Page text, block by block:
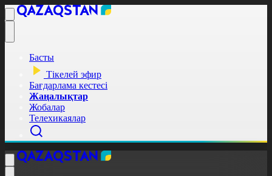
Басты
Тікелей эфир
Бағдарлама кестесі
Жаңалықтар
Жобалар
Телехикаялар